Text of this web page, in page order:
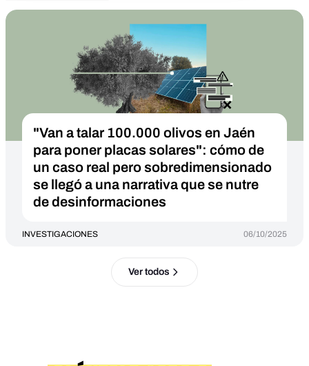
"Van a talar 100.000 olivos en Jaén
para poner placas solares": cómo de
un caso real pero sobredimensionado
se llegó a una narrativa que se nutre
de desinformaciones
INVESTIGACIONES 06/10/2025
Ver todos